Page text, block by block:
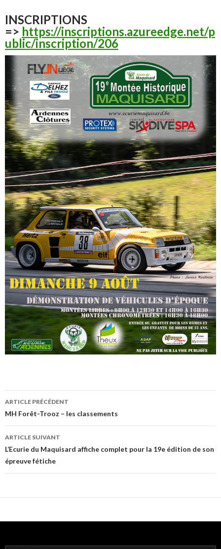
INSCRIPTIONS
=> https://inscriptions.azureedge.net/p
ublic/inscription/206
Navigation de l'article
ARTICLE PRÉCÉDENT
MH Forêt-Trooz – les classements
ARTICLE SUIVANT
L’Ecurie du Maquisard affiche complet pour la 19e édition de son
épreuve fétiche